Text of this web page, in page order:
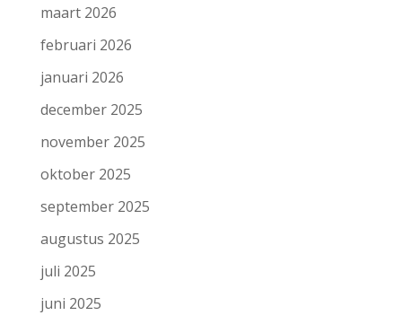
maart 2026
februari 2026
januari 2026
december 2025
november 2025
oktober 2025
september 2025
augustus 2025
juli 2025
juni 2025